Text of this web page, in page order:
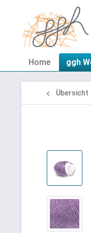
Home ggh
Übersicht